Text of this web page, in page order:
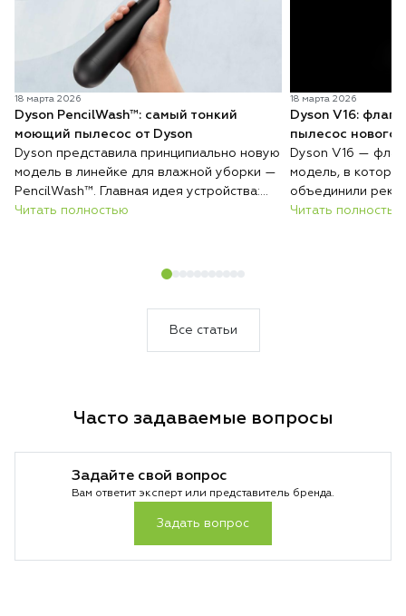
18 марта 2026
Dyson PencilWash™: самый тонкий
моющий пылесос от Dyson
Dyson представила принципиально новую
модель в линейке для влажной уборки —
PencilWash™. Главная идея устройства:
сверхтонкий и лёгкий корпус без каких-
Читать полностью
18 марта 2026
Dyson V16:
пылесос нового
Dyson V16 —
модель, в
объединили
всасывания,
Читать полностью
Все статьи
Часто задаваемые вопросы
Задайте свой вопрос
Вам ответит эксперт или представитель бренда.
Задать вопрос